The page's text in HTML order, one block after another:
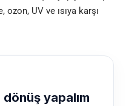
UV ve ısıya karşı
yapalım